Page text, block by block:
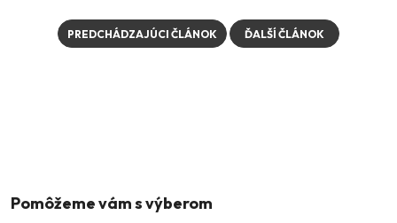
PREDCHÁDZAJÚCI ČLÁNOK ĎALŠÍ ČLÁNOK